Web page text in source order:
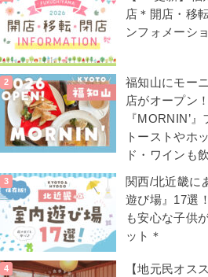
店＊開店・移
ンフォメーシ
福知山にモー
店がオープン！
『MORNIN’
トーストやホ
ド・ワインも
関西/北近畿に
遊び場』17選
も安心な子供
ット＊
【地元民オス